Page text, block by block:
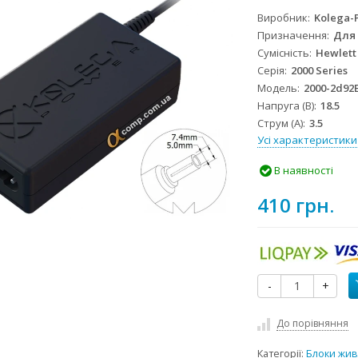
Виробник Kolega-
Призначення Для
Сумісність
Серія 2000 Series
Модель 2000-
Напруга (В) 18.5
Струм (А) 3.5
Усі характеристики
В наявності
410 грн.
- +
До порівняння
Категорії:Блоки